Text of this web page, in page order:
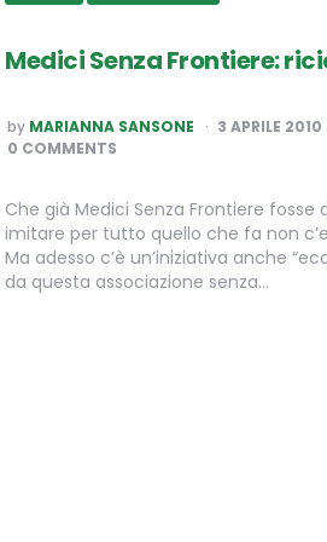
Medici Senza Frontiere:
POSTED
BY
by MARIANNA SANSONE 3 APRILE 2010
0 COMMENTS
Che già Medici Senza Frontiere fosse
imitare per tutto quello che fa non
Ma adesso c’è un’iniziativa anche
da questa associazione senza…